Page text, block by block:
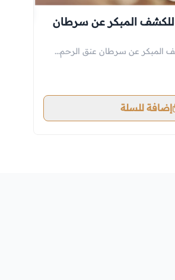
المبكر عن سرطان
المبكر عن سرطان عنق الرحم...
إضافة للسلة